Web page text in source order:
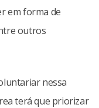
em forma de
outros
nessa
terá que priorizar